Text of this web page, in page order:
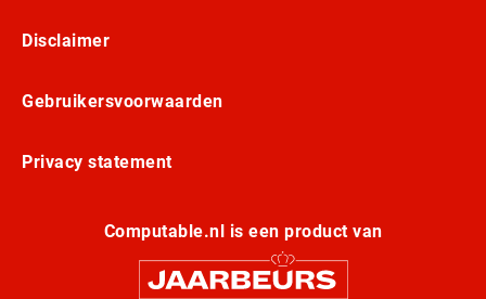
Disclaimer
Gebruikersvoorwaarden
Privacy statement
Computable.nl is een product van